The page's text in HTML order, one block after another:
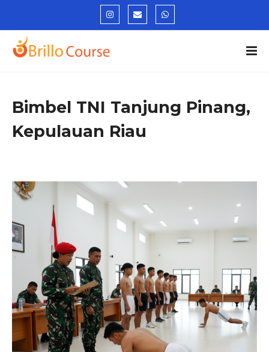
Bimbel TNI Tanjung Pinang,
Kepulauan Riau